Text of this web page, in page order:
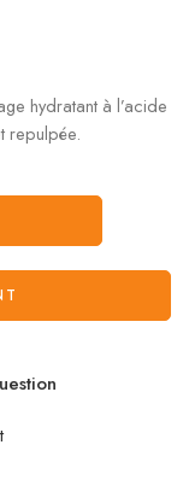
hydratant à l’acide
repulpée.